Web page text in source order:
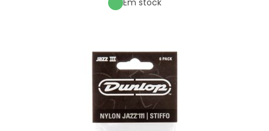
Em stock